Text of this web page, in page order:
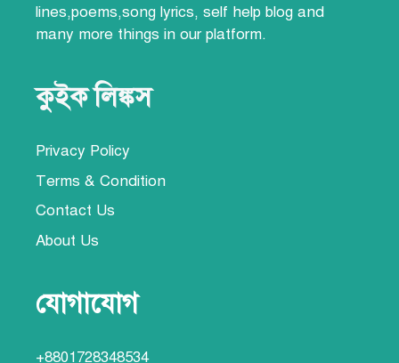
lines,poems,song lyrics, self help blog and
many more things in our platform.
কুইক লিঙ্কস
Privacy Policy
Terms & Condition
Contact Us
About Us
যোগাযোগ
+8801728348534